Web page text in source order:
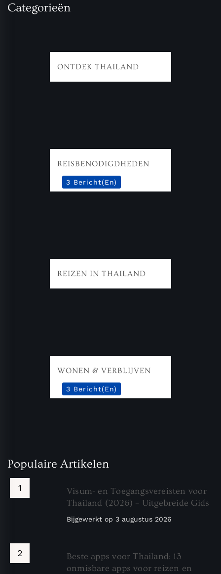
Categorieën
ONTDEK THAILAND
REISBENODIGDHEDEN
3 Bericht(en)
REIZEN IN THAILAND
WONEN & VERBLIJVEN
3 Bericht(en)
Populaire Artikelen
Visum- en Toegangsvereisten voor
Thailand (2026) – Uitgebreide Gids
Bijgewerkt op 3 augustus 2026
Beste apps voor Thailand: 13
onmisbare apps voor reizen en